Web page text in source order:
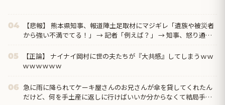
04
【悲報】 熊本県知事、報道陣土足取材にマジギレ「遺族や被災者
から強い不満でてる！」 → 記者「例えば？」 → 知事、怒り通り
05
【正論】 ナイナイ岡村に世の夫たちが『大共感』してしまうｗｗ
ｗｗｗｗｗｗ
06 急に雨に降られてケーキ屋さんのお兄さんが傘を貸してくれたん
だけど、何を手土産に返しに行けばいいか分からなくて結局手ぶ